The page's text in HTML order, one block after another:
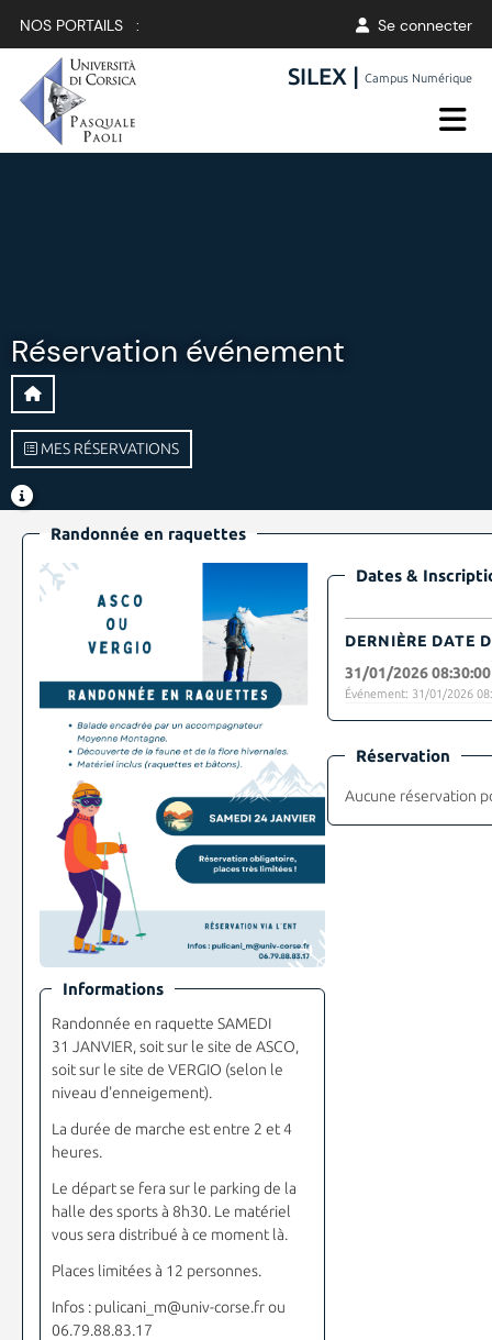
NOS PORTAILS : Se connecter
SILEX |Campus Numérique
Réservation événement
MES RÉSERVATIONS
Randonnée en raquettes
Informations
Randonnée en raquette SAMEDI
31 JANVIER, soit sur le site de ASCO,
soit sur le site de VERGIO (selon le
niveau d'enneigement).
La durée de marche est entre 2 et 4
heures.
Le départ se fera sur le parking de la
halle des sports à 8h30. Le matériel
vous sera distribué à ce moment là.
Places limitées à 12 personnes.
Infos : pulicani_m@univ-corse.fr ou
06.79.88.83.17
Dates &
DERNIÈRE DATE
31/01/2026 08:30:00
Événement: 31/01/2026
Réservation
Aucune réservation